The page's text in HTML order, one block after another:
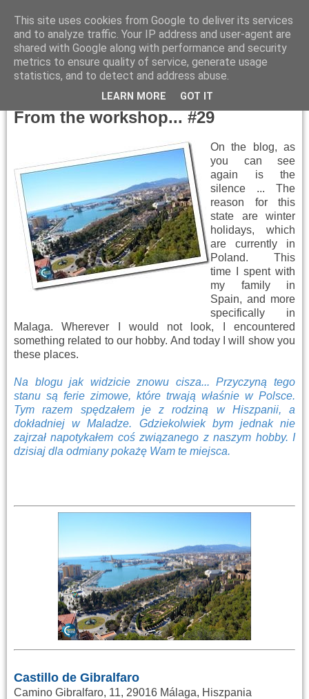
Tuesday, January 29, 2019
From the workshop... #29
On the blog, as
you can see
again is the
silence ... The
reason for this
state are winter
holidays, which
are currently in
Poland. This
time I spent with
my family in
Spain, and more
specifically in
Malaga. Wherever I would not look, I encountered
something related to our hobby. And today I will show you
these places.
Na blogu jak widzicie znowu cisza... Przyczyną tego
stanu są ferie zimowe, które trwają właśnie w Polsce.
Tym razem spędzałem je z rodziną w Hiszpanii, a
dokładniej w Maladze. Gdziekolwiek bym jednak nie
zajrzał napotykałem coś związanego z naszym hobby. I
dzisiaj dla odmiany pokażę Wam te miejsca.
Castillo de Gibralfaro
Camino Gibralfaro, 11, 29016 Málaga, Hiszpania
This site uses cookies from Google to deliver its services
and to analyze traffic. Your IP address and user-agent are
shared with Google along with performance and security
metrics to ensure quality of service, generate usage
statistics, and to detect and address abuse.
LEARN MORE GOT IT